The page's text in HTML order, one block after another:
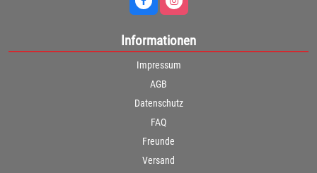
Informationen
Impressum
AGB
Datenschutz
FAQ
Freunde
Versand